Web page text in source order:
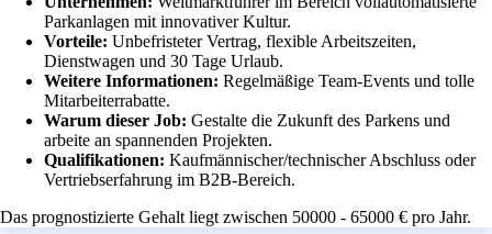
Parkanlagen mit innovativer Kultur.
Vorteile: Unbefristeter Vertrag, flexible Arbeitszeiten,
Dienstwagen und 30 Tage Urlaub.
Weitere Informationen: Regelmäßige Team-Events und tolle
Mitarbeiterrabatte.
Warum dieser Job: Gestalte die Zukunft des Parkens und
arbeite an spannenden Projekten.
Qualifikationen: Kaufmännischer/technischer Abschluss oder
Vertriebserfahrung im B2B-Bereich.
Das prognostizierte Gehalt liegt zwischen 50000 - 65000 € pro Jahr.